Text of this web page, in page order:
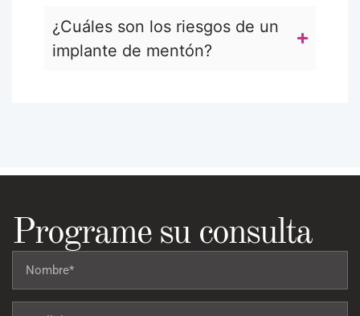
¿Cuáles son los riesgos de un
implante de mentón?
Programe su consulta